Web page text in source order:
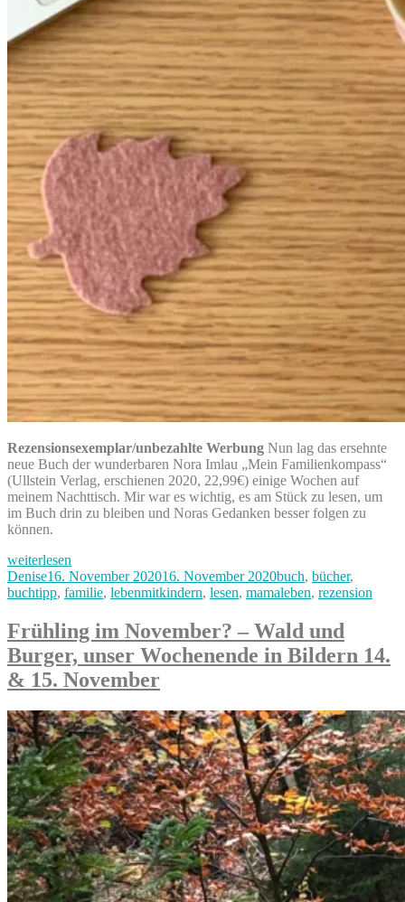
Rezensionsexemplar/unbezahlte Werbung Nun lag das ersehnte
neue Buch der wunderbaren Nora Imlau „Mein Familienkompass“
(Ullstein Verlag, erschienen 2020, 22,99€) einige Wochen auf
meinem Nachttisch. Mir war es wichtig, es am Stück zu lesen, um
im Buch drin zu bleiben und Noras Gedanken besser folgen zu
können.
„„Mein
Familienkompass“
–
neue
Buch
von
Nora
Imlau“
weiterlesen
Autor
DeniseVeröffentlicht
am
16. November 202016. November 2020Kategorien
buch, bücher,
buchtipp, familie, lebenmitkindern, lesen, mamaleben, rezension
Frühling im November? – Wald und
Burger, unser Wochenende in Bildern 14.
& 15. November